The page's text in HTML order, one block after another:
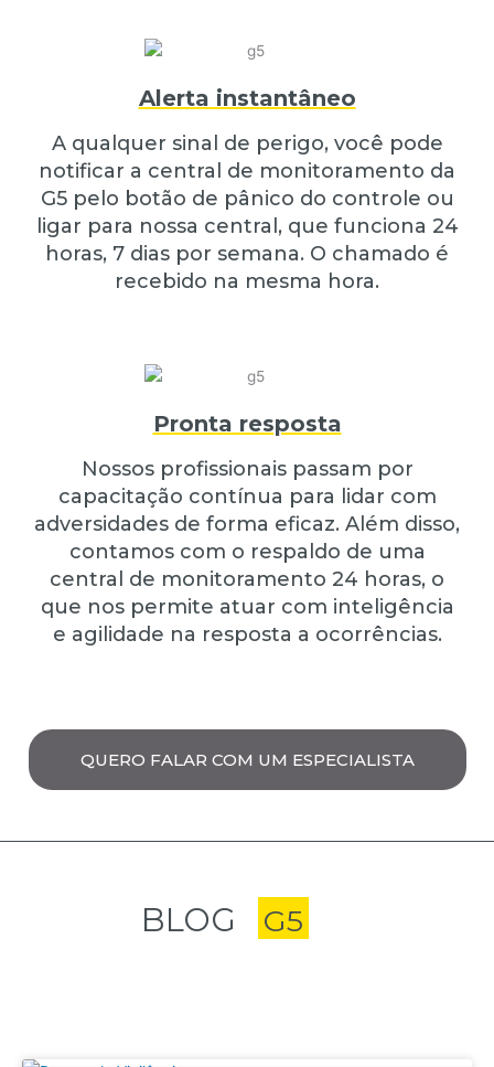
Alerta instantâneo
A qualquer sinal de perigo, você pode
notificar a central de monitoramento da
G5 pelo botão de pânico do controle ou
ligar para nossa central, que funciona 24
horas, 7 dias por semana. O chamado é
recebido na mesma hora.
Pronta resposta
Nossos profissionais passam por
capacitação contínua para lidar com
adversidades de forma eficaz. Além disso,
contamos com o respaldo de uma
central de monitoramento 24 horas, o
que nos permite atuar com inteligência
e agilidade na resposta a ocorrências.
QUERO FALAR COM UM ESPECIALISTA
BLOG G5